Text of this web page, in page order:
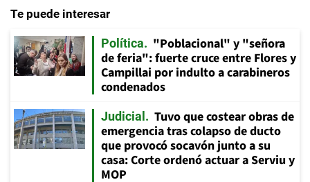
Te puede interesar
Política
"Poblacional" y "señora
de feria": fuerte cruce entre Flores y
Campillai por indulto a carabineros
condenados
Judicial
Tuvo que costear obras de
emergencia tras colapso de ducto
que provocó socavón junto a su
casa: Corte ordenó actuar a Serviu y
MOP